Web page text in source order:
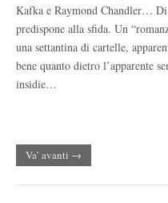
Kafka e Raymond Chandler…
predispone alla sfida. Un
una settantina di cartelle,
bene quanto dietro l’apparente
insidie…
Va’ avanti →